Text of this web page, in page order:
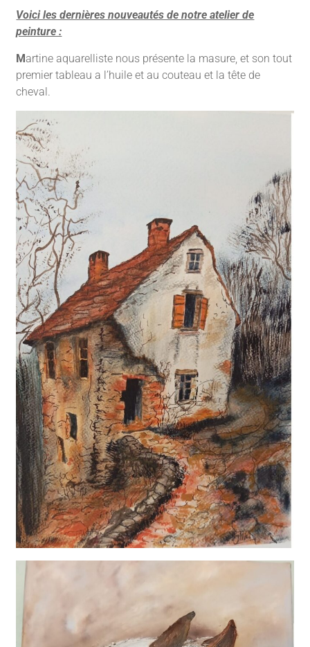
Voici les dernières nouveautés de notre atelier de
peinture :
Martine aquarelliste nous présente la masure, et son tout
premier tableau a l’huile et au couteau et la tête de
cheval.